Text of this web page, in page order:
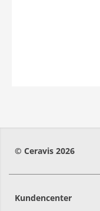
© Ceravis 2026
Kundencenter